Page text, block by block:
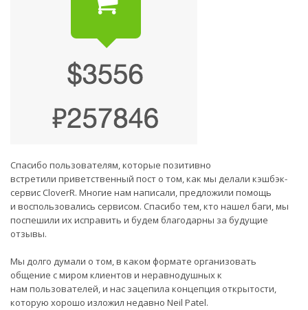
Спасибо пользователям, которые позитивно
встретили приветственный пост о том, как мы делали кэшбэк-
сервис CloverR. Многие нам написали, предложили помощь
и воспользовались сервисом. Спасибо тем, кто нашел баги, мы
поспешили их исправить и будем благодарны за будущие
отзывы.
Мы долго думали о том, в каком формате организовать
общение с миром клиентов и неравнодушных к
нам пользователей, и нас зацепила концепция открытости,
которую хорошо изложил недавно Neil Patel.